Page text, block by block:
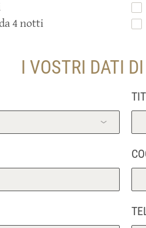
4 notti
I VOSTRI DATI